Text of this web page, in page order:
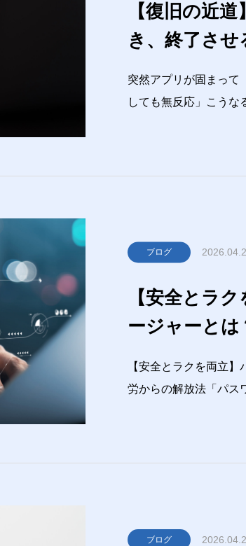
【復旧の近
き、終了させ
突然アプリが固まって
しても無反応」こうな
ブログ
【安全とラ
ージャーとは
法
【安全とラクを両立
労からの解放法「パス
ブログ